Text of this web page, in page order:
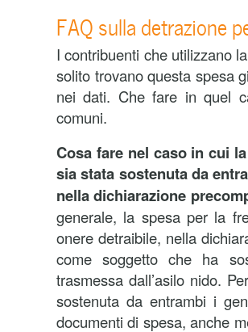
FAQ sulla
I contribuenti che utilizzano
solito trovano questa spesa
nei dati. Che fare in quel
comuni.
Cosa fare nel caso in cui
sia stata sostenuta da
nella dichiarazione
generale, la spesa per la
onere detraibile, nella
come soggetto che ha
trasmessa dall’asilo nido.
sostenuta da entrambi i
documenti di spesa, anche